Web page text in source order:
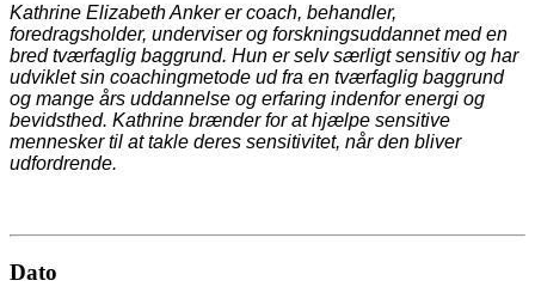
Kathrine Elizabeth Anker er coach, behandler,
foredragsholder, underviser og forskningsuddannet med en
bred tværfaglig baggrund. Hun er selv særligt sensitiv og har
udviklet sin coachingmetode ud fra en tværfaglig baggrund
og mange års uddannelse og erfaring indenfor energi og
bevidsthed. Kathrine brænder for at hjælpe sensitive
mennesker til at takle deres sensitivitet, når den bliver
udfordrende.
Dato